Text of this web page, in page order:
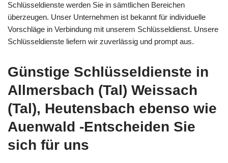
Schlüsseldienste werden Sie in sämtlichen Bereichen
überzeugen. Unser Unternehmen ist bekannt für individuelle
Vorschläge in Verbindung mit unserem Schlüsseldienst. Unsere
Schlüsseldienste liefern wir zuverlässig und prompt aus.
Günstige Schlüsseldienste in
Allmersbach (Tal) Weissach
(Tal), Heutensbach ebenso wie
Auenwald -Entscheiden Sie
sich für uns